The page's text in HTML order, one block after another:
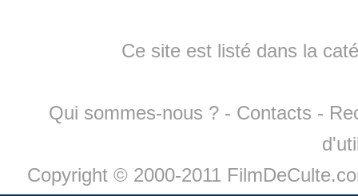
Ce site est listé dans la
Qui sommes-nous ? - Contacts -
Copyright © 2000-2011